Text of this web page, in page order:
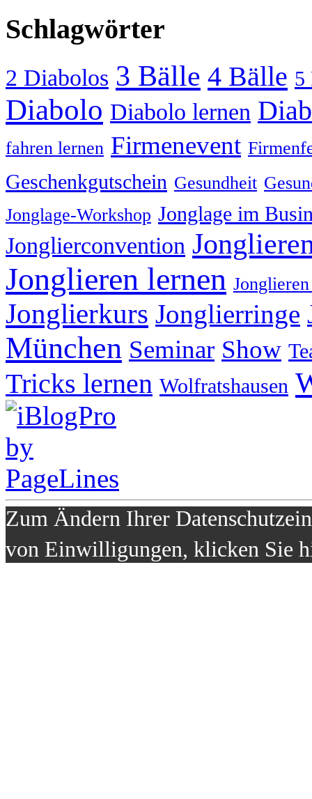
Schlagwörter
2 Diabolos 3 Bälle 4 Bälle 5
Diabolo Diabolo lernen
fahren lernen Firmenevent
Geschenkgutschein Gesundheit
Jonglage-Workshop Jonglage im
Jonglierconvention
Jonglieren lernen
Jonglierkurs Jonglierringe
München Seminar Show
Tricks lernen Wolfratshausen
Zum Ändern Ihrer
von Einwilligungen, klicken Sie